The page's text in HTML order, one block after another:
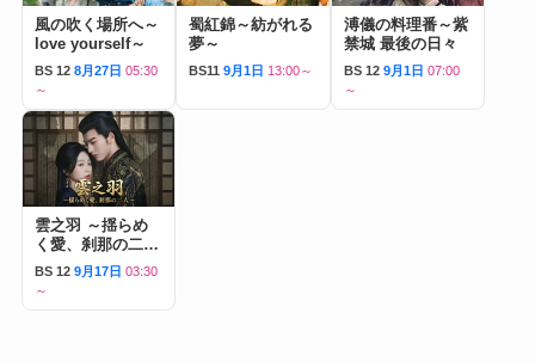
風の吹く場所へ～
love yourself～
BS 12 8月27日 05:30
～
蜀紅錦～紡がれる
夢～
BS11 9月1日 13:00～
溥儀の料理番～紫
禁城 最後の日々
BS 12 9月1日 07:00
～
雲之羽 ～揺らめ
く愛、刹那の二人
～
BS 12 9月17日 03:30
～